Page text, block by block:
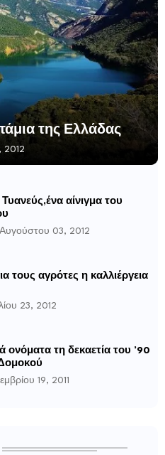
της Ελλάδας
2012
αίνιγμα του
03, 2012
τους αγρότες η καλλιέργεια
23, 2012
ονόματα τη δεκαετία του ’90
19, 2011